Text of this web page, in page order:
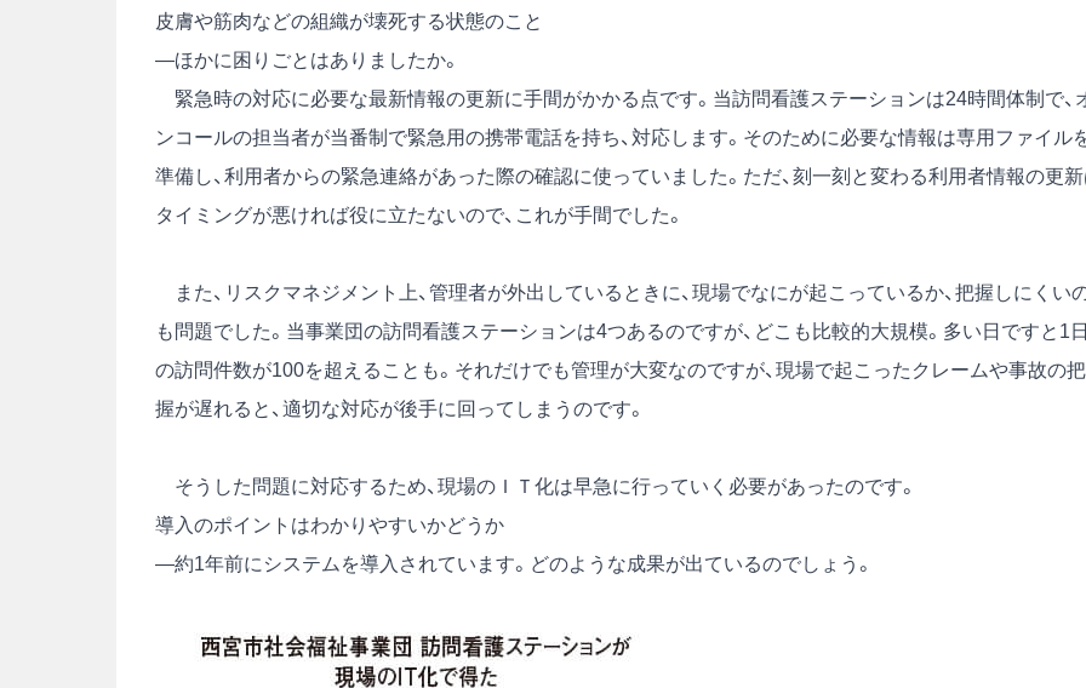
皮膚や筋肉などの組織が壊死する状態のこと
―ほかに困りごとはありましたか。
緊急時の対応に必要な最新情報の更新に手間がかかる点です。当訪問看護ステーションは24時間体制で、
ンコールの担当者が当番制で緊急用の携帯電話を持ち、対応します。そのために必要な情報は専用ファイル
準備し、利用者からの緊急連絡があった際の確認に使っていました。ただ、刻一刻と変わる利用者情報の更
タイミングが悪ければ役に立たないので、これが手間でした。
また、リスクマネジメント上、管理者が外出しているときに、現場でなにが起こっているか、把握しにくい
も問題でした。当事業団の訪問看護ステーションは4つあるのですが、どこも比較的大規模。多い日ですと1
の訪問件数が100を超えることも。それだけでも管理が大変なのですが、現場で起こったクレームや事故の把
握が遅れると、適切な対応が後手に回ってしまうのです。
そうした問題に対応するため、現場のＩＴ化は早急に行っていく必要があったのです。
導入のポイントはわかりやすいかどうか
―約1年前にシステムを導入されています。どのような成果が出ているのでしょう。